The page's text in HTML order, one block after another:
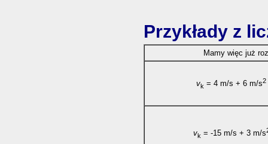
Przykłady z
Mamy więc już
vk = 4 m/s + 6 m/s2
vk = -15 m/s + 3 m/s